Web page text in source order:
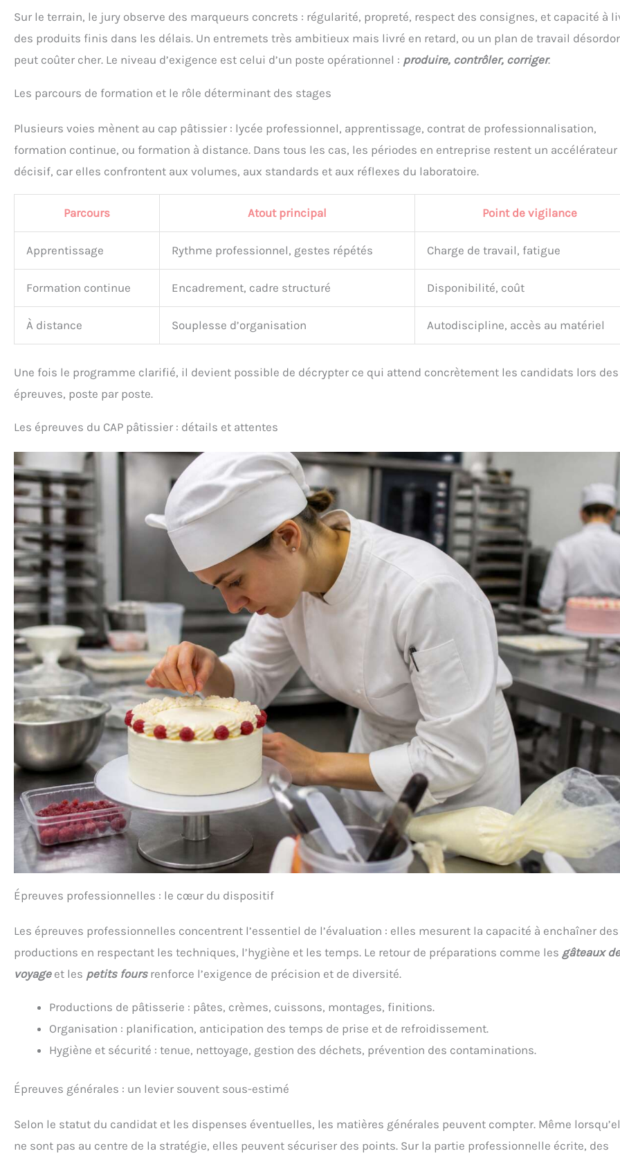
Sur le terrain, le jury observe des marqueurs concrets : régularité, propreté, respect des consignes, et capacité à
des produits finis dans les délais. Un entremets très ambitieux mais livré en retard, ou un plan de travail
peut coûter cher. Le niveau d’exigence est celui d’un poste opérationnel : produire, contrôler, corriger.
Les parcours de formation et le rôle déterminant des stages
Plusieurs voies mènent au cap pâtissier : lycée professionnel, apprentissage, contrat de professionnalisation,
formation continue, ou formation à distance. Dans tous les cas, les périodes en entreprise restent un accélérateur
décisif, car elles confrontent aux volumes, aux standards et aux réflexes du laboratoire.
Parcours Atout principal Point de vigilance
Apprentissage Rythme professionnel, gestes répétés Charge de travail, fatigue
Formation continue Encadrement, cadre structuré Disponibilité, coût
À distance Souplesse d’organisation Autodiscipline, accès au matériel
Une fois le programme clarifié, il devient possible de décrypter ce qui attend concrètement les candidats lors des
épreuves, poste par poste.
Les épreuves du CAP pâtissier : détails et attentes
Épreuves professionnelles : le cœur du dispositif
Les épreuves professionnelles concentrent l’essentiel de l’évaluation : elles mesurent la capacité à enchaîner des
productions en respectant les techniques, l’hygiène et les temps. Le retour de préparations comme les gâteaux de
voyageet les petits foursrenforce l’exigence de précision et de diversité.
Productions de pâtisserie : pâtes, crèmes, cuissons, montages, finitions.
Organisation : planification, anticipation des temps de prise et de refroidissement.
Hygiène et sécurité : tenue, nettoyage, gestion des déchets, prévention des contaminations.
Épreuves générales : un levier souvent sous-estimé
Selon le statut du candidat et les dispenses éventuelles, les matières générales peuvent compter. Même
ne sont pas au centre de la stratégie, elles peuvent sécuriser des points. Sur la partie professionnelle écrite, des